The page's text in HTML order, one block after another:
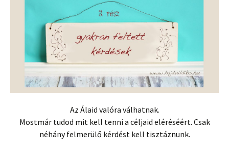
Az Álaid valóra válhatnak.
Mostmár tudod mit kell tenni a céljaid eléréséért. Csak
néhány felmerülő kérdést kell tisztáznunk.